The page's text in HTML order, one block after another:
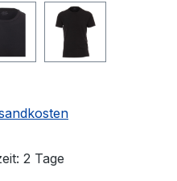
2 Tage